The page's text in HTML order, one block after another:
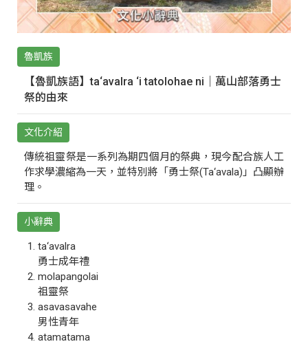
魯凱族
【魯凱族語】ta‘avalra ‘i tatolohae ni｜萬山部落勇士
祭的由來
文化介紹
傳統祖靈祭是一系列為期四個月的祭典，現今配合族人工
作求學濃縮為一天，並特別將「勇士祭(Ta‘avala)」凸顯辦
理。
小辭典
ta‘avalra
勇士成年禮
molapangolai
祖靈祭
asavasavahe
男性青年
atamatama